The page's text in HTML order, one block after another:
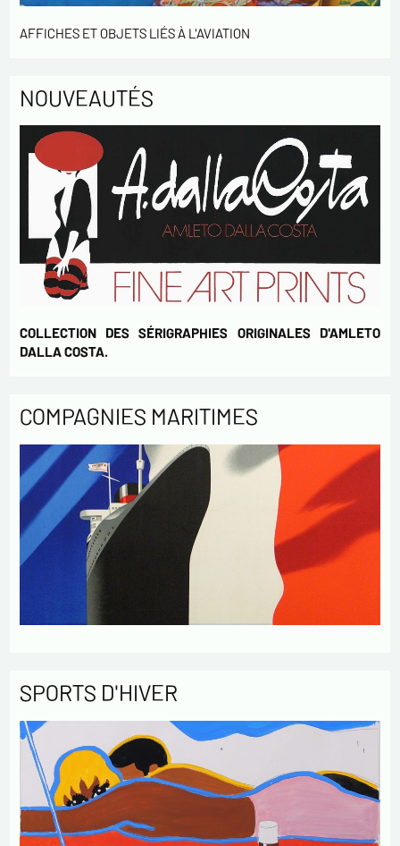
votre activités.
* champs obligatoires
AFFICHES ET OBJETS LIÉS À L'AVIATION
NOUVEAUTÉS
COLLECTION DES SÉRIGRAPHIES ORIGINALES D'AMLETO
DALLA COSTA.
COMPAGNIES MARITIMES
SPORTS D'HIVER